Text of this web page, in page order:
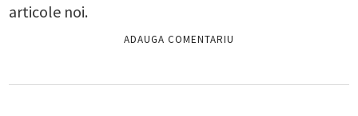
articole noi.